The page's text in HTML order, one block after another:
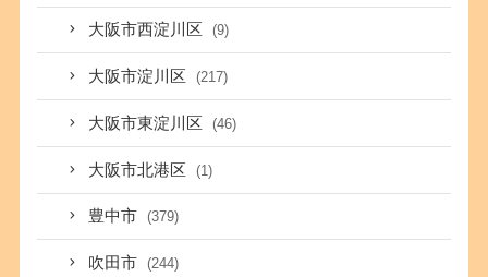
大阪市西淀川区 (9)
大阪市淀川区 (217)
大阪市東淀川区 (46)
大阪市北港区 (1)
豊中市 (379)
吹田市 (244)